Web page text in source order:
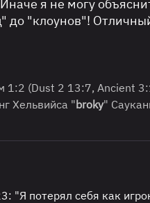
я не могу
до "клоунов"!
1:2 (Dust 2 13:7, Ancient
Хельвийса "broky"
"Я потерял себя как